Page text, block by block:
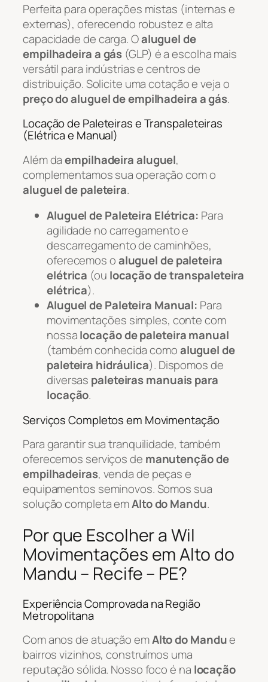
Perfeita para operações mistas (internas e
externas), oferecendo robustez e alta
capacidade de carga. Oaluguel de
empilhadeira a gás (GLP) é a escolha mais
versátil para indústrias e centros de
distribuição. Solicite uma cotação e veja o
preço do aluguel de empilhadeira a gás.
Locação de Paleteiras e Transpaleteiras
(Elétrica e Manual)
Além daempilhadeira aluguel,
complementamos sua operação com o
aluguel de paleteira.
Aluguel de Paleteira Elétrica: Para
agilidade no carregamento e
descarregamento de caminhões,
oferecemos oaluguel de paleteira
elétrica (ou locação de transpaleteira
elétrica).
Aluguel de Paleteira Manual: Para
movimentações simples, conte com
nossalocação de paleteira manual
(também conhecida comoaluguel de
paleteira hidráulica). Dispomos de
diversas paleteiras manuais para
locação.
Serviços Completos em Movimentação
Para garantir sua tranquilidade, também
oferecemos serviços de manutenção de
empilhadeiras, venda de peças e
equipamentos seminovos. Somos sua
solução completa emAlto do Mandu.
Por que Escolher a Wil
Movimentações em Alto do
Mandu – Recife – PE?
Experiência Comprovada na Região
Metropolitana
Com anos de atuação emAlto do Mandue
bairros vizinhos, construímos uma
reputação sólida. Nosso foco é na locação